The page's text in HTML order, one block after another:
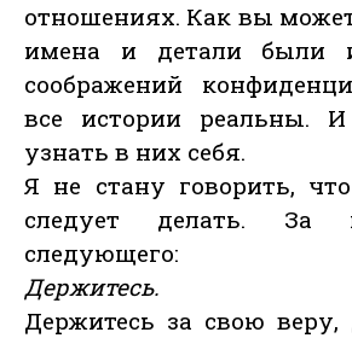
отношениях. Как вы
имена и детали были
соображений
все истории реальны.
узнать в них себя.
Я не стану говорить,
следует делать. За
следующего:
Держитесь.
Держитесь за свою веру,